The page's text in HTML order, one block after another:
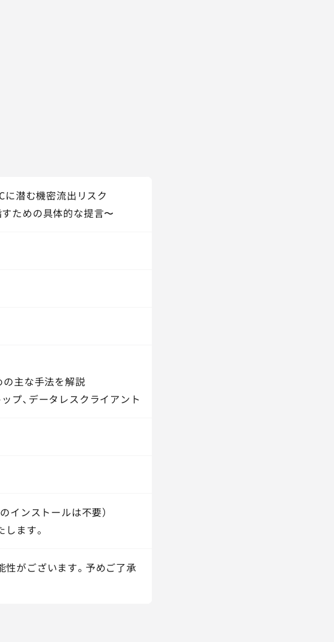
に潜む機密流出リスク
ための具体的な提言〜
の主な手法を解説
プ、データレスクライアント
インストールは不要）
ます。
がございます。予めご了承